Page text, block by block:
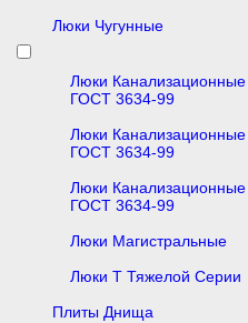
Люки Чугунные
Люки
ГОСТ 3634-99
Люки
ГОСТ 3634-99
Люки
ГОСТ 3634-99
Люки Магистральные
Люки Т Тяжелой Серии
Плиты Днища